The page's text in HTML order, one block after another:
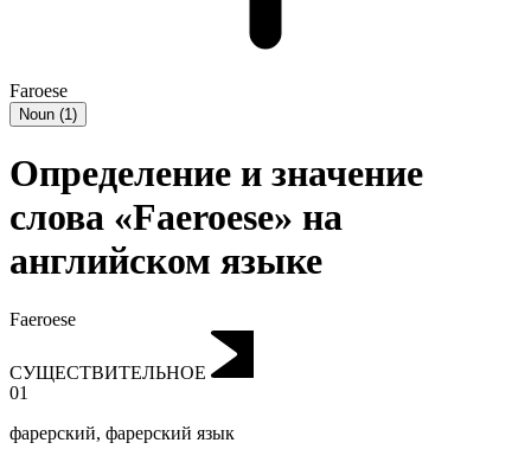
Faroese
Noun (1)
Определение и значение
слова «Faeroese» на
английском языке
Faeroese
СУЩЕСТВИТЕЛЬНОЕ
01
фарерский, фарерский язык